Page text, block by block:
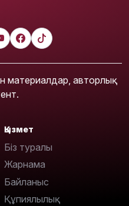
материалдар, авторлық
Қызмет
Біз туралы
Жарнама
Байланыс
Құпиялылық